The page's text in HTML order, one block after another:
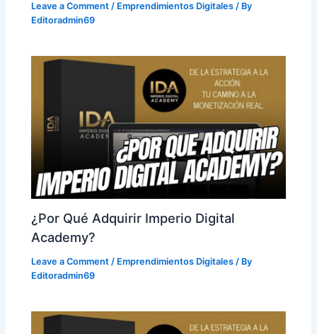
Leave a Comment / Emprendimientos Digitales / By
Editoradmin69
¿Por Qué Adquirir Imperio Digital
Academy?
Leave a Comment / Emprendimientos Digitales / By
Editoradmin69